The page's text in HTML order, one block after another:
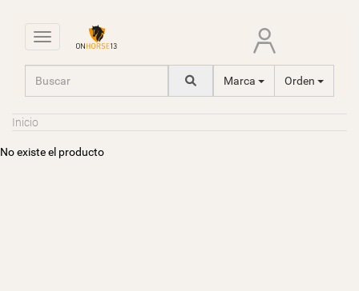
Toggle navigation
Marca Orden
Inicio
No existe el producto